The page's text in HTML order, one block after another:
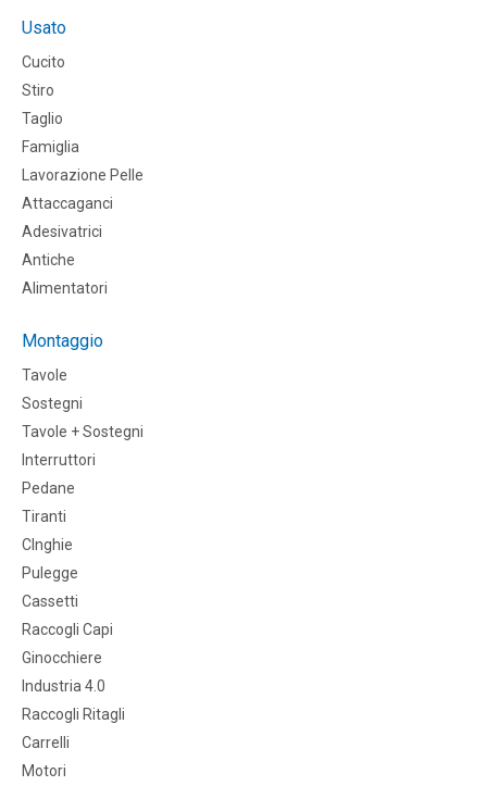
Usato
Cucito
Stiro
Taglio
Famiglia
Lavorazione Pelle
Attaccaganci
Adesivatrici
Antiche
Alimentatori
Montaggio
Tavole
Sostegni
Tavole + Sostegni
Interruttori
Pedane
Tiranti
CInghie
Pulegge
Cassetti
Raccogli Capi
Ginocchiere
Industria 4.0
Raccogli Ritagli
Carrelli
Motori